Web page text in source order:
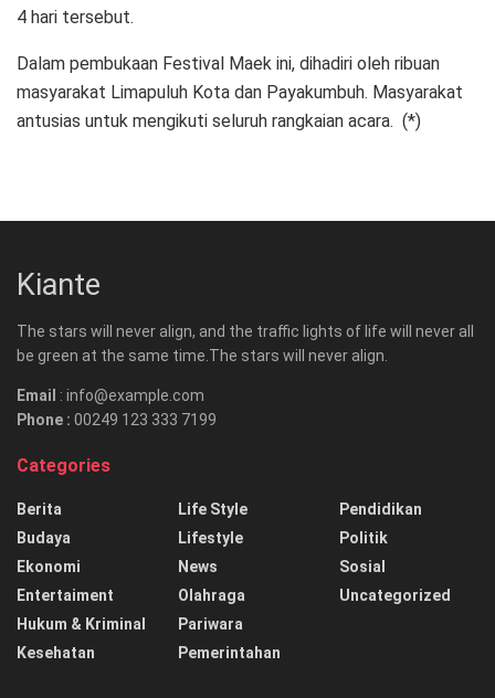
4 hari tersebut.
Dalam pembukaan Festival Maek ini, dihadiri oleh ribuan
masyarakat Limapuluh Kota dan Payakumbuh. Masyarakat
antusias untuk mengikuti seluruh rangkaian acara. (*)
Kiante
The stars will never align, and the traffic lights of life will never all
be green at the same time.The stars will never align.
Email : info@example.com
Phone : 00249 123 333 7199
Categories
Berita
Budaya
Ekonomi
Entertaiment
Hukum & Kriminal
Kesehatan
Life Style
Lifestyle
News
Olahraga
Pariwara
Pemerintahan
Pendidikan
Politik
Sosial
Uncategorized